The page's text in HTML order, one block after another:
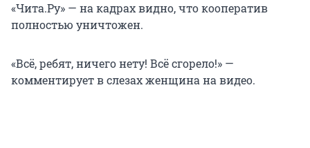
«Чита.Ру» — на кадрах видно, что кооператив
полностью уничтожен.
«Всё, ребят, ничего нету! Всё сгорело!» —
комментирует в слезах женщина на видео.